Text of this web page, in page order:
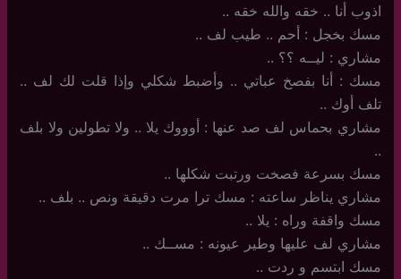
اذوب أنا .. خقه والله خقه ..
مسك بخجل : أحم .. طيب لف ..
مشاري : ليــه ؟؟ ..
مسك : أنا بفصخ عباتي .. وأضبط شكلي وإذا قلت لك لف ..
تلف أوك ..
مشاري بحماس لف صد عنها : أوووك يلا .. ولا تطولين ولا بلف
..
مسك بسرعة فصخت ورتبت شكلها ..
مشاري يناظر ساعته : مسك ترا مرت دقيقة ونص .. بلف ..
مسك واقفة وراه : يلا ..
مشاري لف عليها وطير عيونه : مســك ..
مسك ابتسم و ردت ..